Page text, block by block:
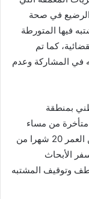
الرضيع في صحة
فيها المتورطة
كما تم
في المشاركة وعدم
بمنطقة
متأخرة من مساء
أمس الجمعة، ببلاغ حول اختطاف رضيع يبلغ من العمر 20 شهرا من
الأبحاث
وتوقيف المشتبه